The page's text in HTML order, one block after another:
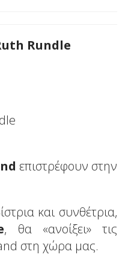
Rundle
επιστρέφουν στην
και συνθέτρια,
, θα «ανοίξει» τις
στη χώρα μας.